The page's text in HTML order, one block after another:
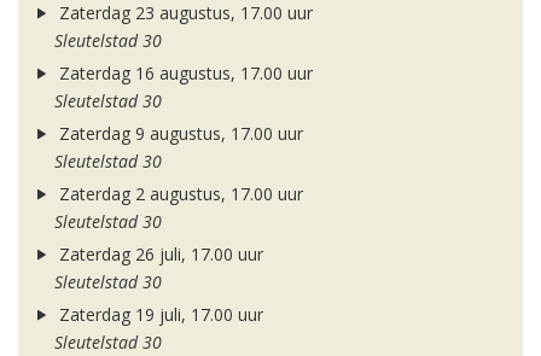
Zaterdag 23 augustus, 17.00 uur
Sleutelstad 30
Zaterdag 16 augustus, 17.00 uur
Sleutelstad 30
Zaterdag 9 augustus, 17.00 uur
Sleutelstad 30
Zaterdag 2 augustus, 17.00 uur
Sleutelstad 30
Zaterdag 26 juli, 17.00 uur
Sleutelstad 30
Zaterdag 19 juli, 17.00 uur
Sleutelstad 30